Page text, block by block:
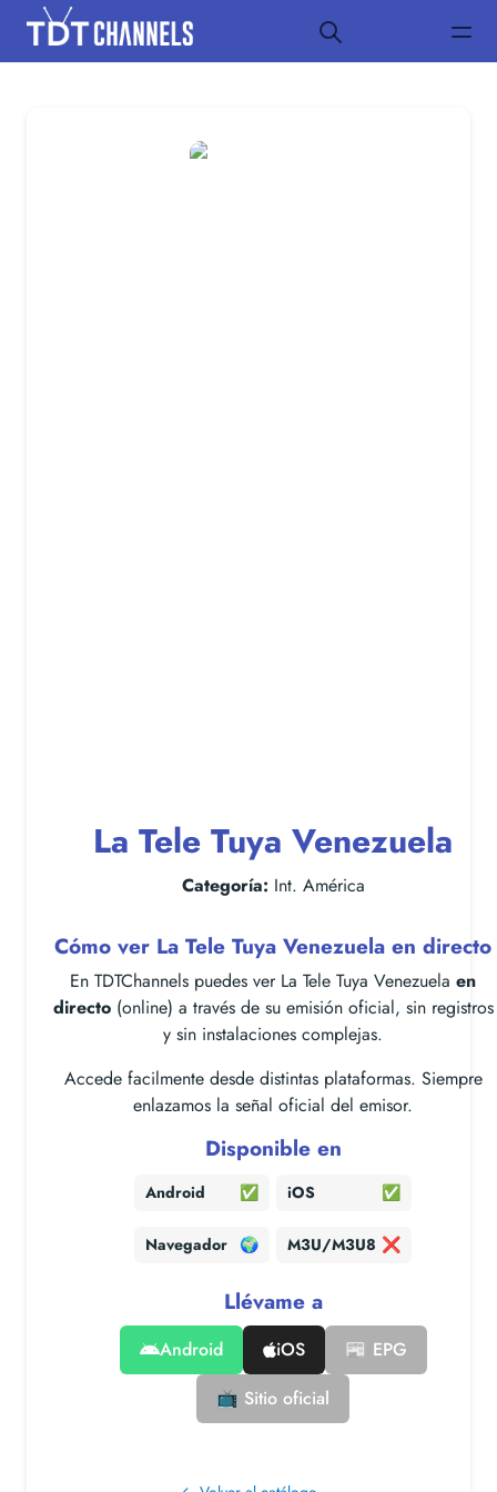
La Tele Tuya Venezuela
Categoría: Int. América
Cómo ver La Tele Tuya Venezuela en directo
En TDTChannels puedes ver La Tele Tuya Venezuela en
directo(online) a través de su emisión oficial, sin registros
y sin instalaciones complejas.
Accede facilmente desde distintas plataformas. Siempre
enlazamos la señal oficial del emisor.
Disponible en
Android ✅ iOS ✅
Navegador 🌍 M3U/M3U8 ❌
Llévame a
Android iOS
📰 EPG
📺 Sitio oficial